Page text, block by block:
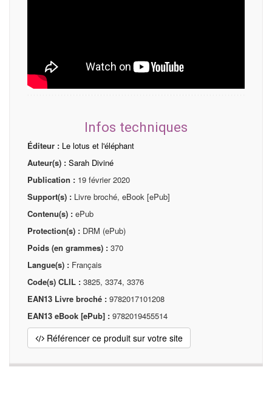
Infos techniques
Éditeur : Le lotus et l'éléphant
Auteur(s) : Sarah Diviné
Publication : 19 février 2020
Support(s) : Livre broché, eBook [ePub]
Contenu(s) : ePub
Protection(s) : DRM (ePub)
Poids (en grammes) : 370
Langue(s) : Français
Code(s) CLIL : 3825, 3374, 3376
EAN13 Livre broché : 9782017101208
EAN13 eBook [ePub] : 9782019455514
Référencer ce produit sur votre site